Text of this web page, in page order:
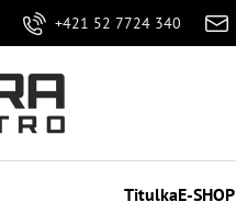
+421 52 7724 340
TitulkaE-SHOP